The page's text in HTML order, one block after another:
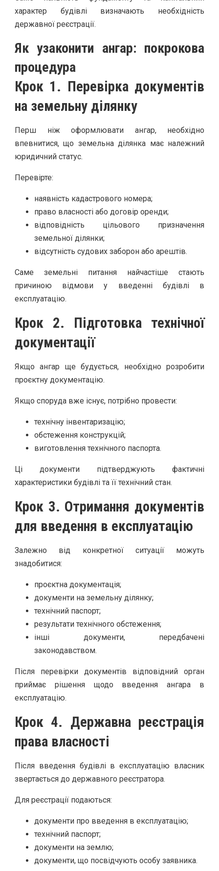
характер будівлі визначають необхідність
державної реєстрації.
Як узаконити ангар: покрокова
процедура
Крок 1. Перевірка документів
на земельну ділянку
Перш ніж оформлювати ангар, необхідно
впевнитися, що земельна ділянка має належний
юридичний статус.
Перевірте:
наявність кадастрового номера;
право власності або договір оренди;
відповідність цільового призначення
земельної ділянки;
відсутність судових заборон або арештів.
Саме земельні питання найчастіше стають
причиною відмови у введенні будівлі в
експлуатацію.
Крок 2. Підготовка технічної
документації
Якщо ангар ще будується, необхідно розробити
проєктну документацію.
Якщо споруда вже існує, потрібно провести:
технічну інвентаризацію;
обстеження конструкцій;
виготовлення технічного паспорта.
Ці документи підтверджують фактичні
характеристики будівлі та її технічний стан.
Крок 3. Отримання документів
для введення в експлуатацію
Залежно від конкретної ситуації можуть
знадобитися:
проєктна документація;
документи на земельну ділянку;
технічний паспорт;
результати технічного обстеження;
інші документи, передбачені
законодавством.
Після перевірки документів відповідний орган
приймає рішення щодо введення ангара в
експлуатацію.
Крок 4. Державна реєстрація
права власності
Після введення будівлі в експлуатацію власник
звертається до державного реєстратора.
Для реєстрації подаються:
документи про введення в експлуатацію;
технічний паспорт;
документи на землю;
документи, що посвідчують особу заявника.